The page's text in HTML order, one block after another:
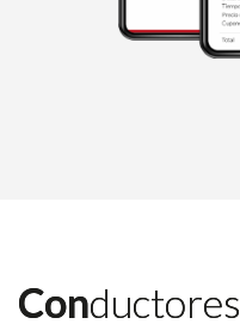
Conductores